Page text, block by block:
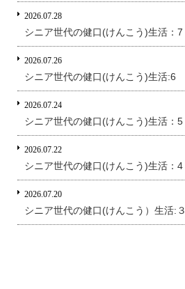
2026.07.28
シニア世代の健口(けんこう)生活：7
2026.07.26
シニア世代の健口(けんこう)生活:6
2026.07.24
シニア世代の健口(けんこう)生活：5
2026.07.22
シニア世代の健口(けんこう)生活：4
2026.07.20
シニア世代の健口(けんこう）生活:３